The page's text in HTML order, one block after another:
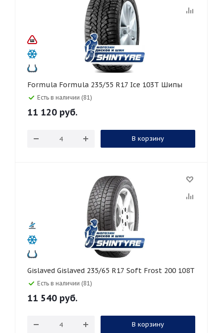
Formula Formula 235/55 R17 Ice 103T Шипы
Есть в наличии (81)
11 120 руб.
В корзину
Gislaved Gislaved 235/65 R17 Soft Frost 200 108T
Есть в наличии (81)
11 540 руб.
В корзину